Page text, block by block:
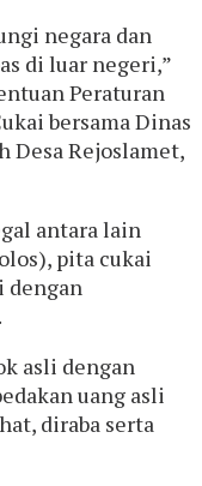
negara dan
di luar negeri,”
Peraturan
bersama Dinas
Desa Rejoslamet,
antara lain
pita cukai
dengan
asli dengan
uang asli
diraba serta